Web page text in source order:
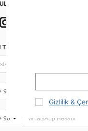
TARZI HABERLER IÇIN
90
90
Gizlilik &